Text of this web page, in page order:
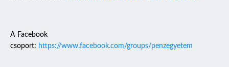
A Facebook
csoport: https://www.facebook.com/groups/penzegyetem